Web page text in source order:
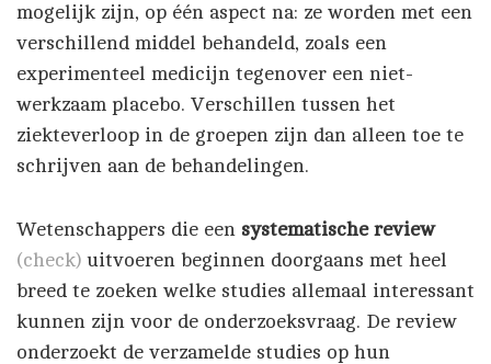
mogelijk zijn, op één aspect na: ze worden met een
verschillend middel behandeld, zoals een
experimenteel medicijn tegenover een niet-
werkzaam placebo. Verschillen tussen het
ziekteverloop in de groepen zijn dan alleen toe te
schrijven aan de behandelingen.
Wetenschappers die een systematische review
(check) uitvoeren beginnen doorgaans met heel
breed te zoeken welke studies allemaal interessant
kunnen zijn voor de onderzoeksvraag. De review
onderzoekt de verzamelde studies op hun